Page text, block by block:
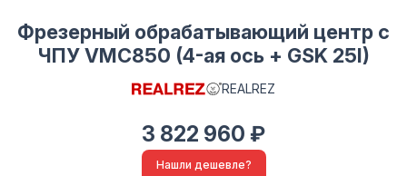
Фрезерный обрабатывающий центр с
ЧПУ VMC850 (4-ая ось + GSK 25I)
REALREZ
3 822 960 ₽
Нашли дешевле?